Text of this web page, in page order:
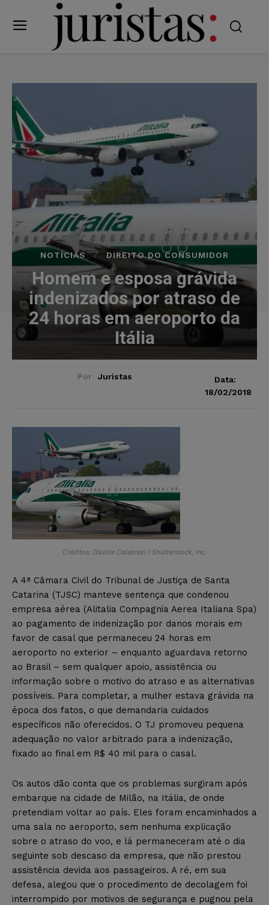
NOTÍCIAS DIREITO DO CONSUMIDOR
Homem e esposa grávida
indenizados por atraso de
24 horas em aeroporto da
Itália
Por Juristas
Data:
18/02/2018
Créditos: Davide Calabresi / Shutterstock, Inc.
A 4ª Câmara Civil do Tribunal de Justiça de Santa
Catarina (TJSC) manteve sentença que condenou
empresa aérea (Alitalia Compagnia Aerea Italiana Spa)
ao pagamento de indenização por danos morais em
favor de casal que permaneceu 24 horas em
aeroporto no exterior – enquanto aguardava retorno
ao Brasil – sem qualquer apoio, assistência ou
informação sobre o motivo do atraso e as alternativas
possíveis. Para completar, a mulher estava grávida na
época dos fatos, o que demandaria cuidados
específicos não oferecidos. O TJ promoveu pequena
adequação no valor arbitrado para a indenização,
fixado ao final em R$ 40 mil para o casal.
Os autos dão conta que os problemas surgiram após
embarque na cidade de Milão, na Itália, de onde
pretendiam voltar ao país. Eles foram encaminhados a
uma sala no aeroporto, sem nenhuma explicação
sobre o atraso do voo, e lá permaneceram até o dia
seguinte sob descaso da empresa, que não prestou
assistência devida aos passageiros. A ré, em sua
defesa, alegou que o procedimento de decolagem foi
interrompido por motivos de segurança e pugnou pela